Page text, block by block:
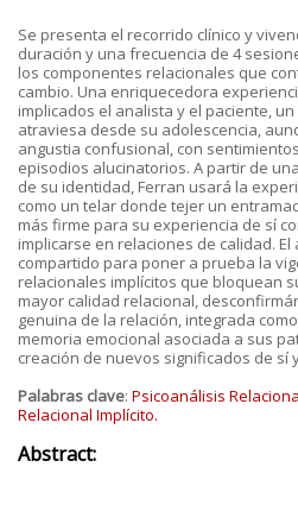
Se presenta el recorrido clínico y
duración y una frecuencia de 4
los componentes relacionales que
cambio. Una enriquecedora
implicados el analista y el paciente,
atraviesa desde su adolescencia,
angustia confusional, con
episodios alucinatorios. A partir de
de su identidad, Ferran usará la
como un telar donde tejer un
más firme para su experiencia de sí
implicarse en relaciones de calidad.
compartido para poner a prueba la
relacionales implícitos que bloquean
mayor calidad relacional,
genuina de la relación, integrada
memoria emocional asociada a sus
creación de nuevos significados de sí
Palabras clave: Psicoanálisis
Relacional Implícito.
Abstract: